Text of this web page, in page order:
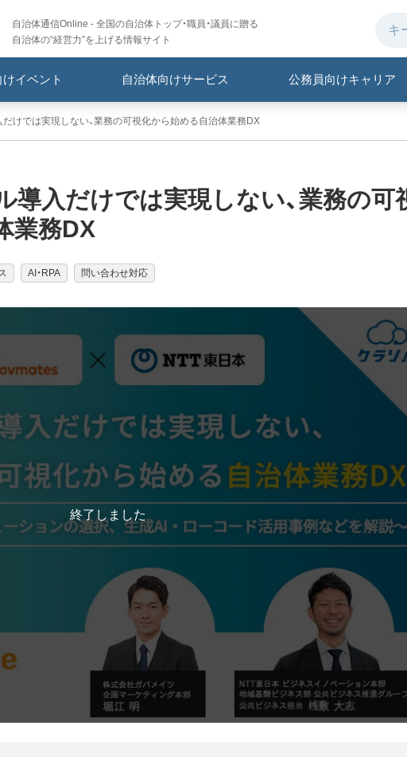
自治体通信Online - 全国の自治体トップ・職員・議員に贈る
自治体の“経営力”を上げる情報サイト
イベント 自治体向けサービス 公務員向けキャリア
だけでは実現しない、業務の可視化から始める自治体業務DX
導入だけでは実現しない、業務の可
業務DX
AI・RPA 問い合わせ対応
終了しました